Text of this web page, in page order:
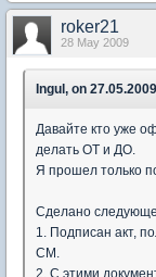
roker21
28 May 2009
Ingul, on
Давайте кто уже
делать ОТ и ДО.
Я прошел только
Сделано
1. Подписан акт,
СМ.
2. С этими